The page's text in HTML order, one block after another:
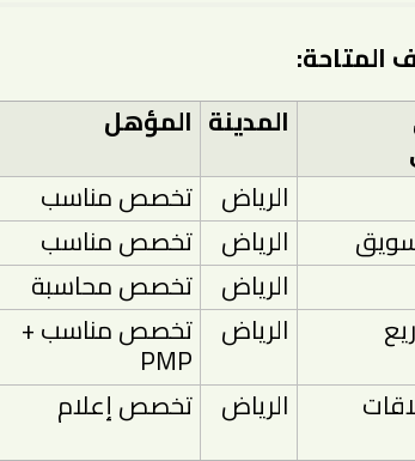
المتاحة:
المدينة المؤهل
الرياض تخصص مناسب
الرياض تخصص مناسب
الرياض تخصص محاسبة
الرياض تخصص مناسب +
PMP
الرياض تخصص إعلام